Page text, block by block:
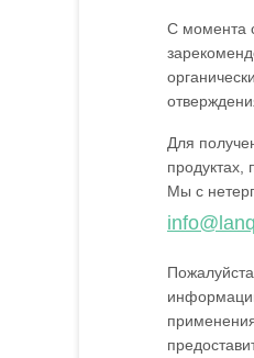
С момента
Для
продуктах,
Мы с